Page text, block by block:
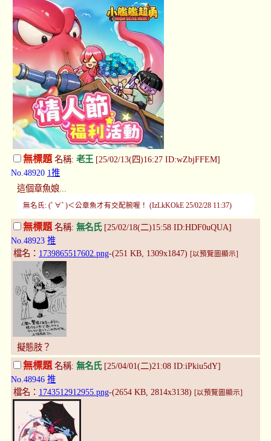
無標題名稱: 老王[25/02/13(四)16:27 ID:wZbjFFEM]
No.48920 1推
這個章魚娘...
無名氏: (ﾟ∀ﾟ)＜公章魚才有交配腕喔！ (IzLkKOkE 25/02/28 11:37)
無標題名稱: 無名氏[25/02/18(二)15:58 ID:HDF0uQUA]
No.48923 推
檔名： 1739865517602.png-(251 KB, 1309x1847) [以預覽圖顯示]
擬態肢？
無標題 名稱: 無名氏[25/04/01(二)21:08 ID:iPkiu5dY]
No.48946 推
檔名： 1743512912955.png-(2654 KB, 2814x3138) [以預覽圖顯示]